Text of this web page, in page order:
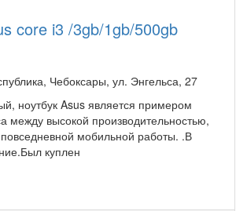
core i3 /3gb/1gb/500gb
Чебоксары, ул. Энгельса, 27
ноутбук Asus является примером
между высокой производительностью,
мобильной работы. .В
куплен